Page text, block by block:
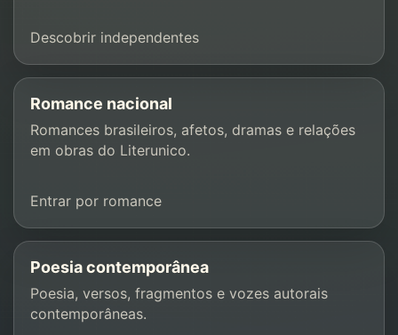
Descobrir independentes
Romance nacional
Romances brasileiros, afetos, dramas e relações
em obras do Literunico.
Entrar por romance
Poesia contemporânea
Poesia, versos, fragmentos e vozes autorais
contemporâneas.